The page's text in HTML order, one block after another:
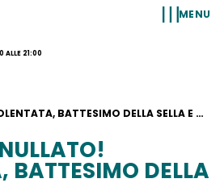
ALLE 21:00
MENU
BATTESIMO DELLA SELLA E …
BATTESIMO DELLA